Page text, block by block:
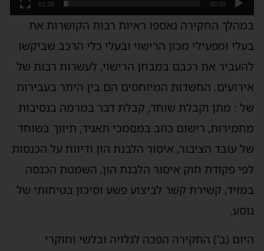
00:00
01:39
במהלך החקירה נאספו ראיות רבות הקושרות את
בעלי ומפעילי מכון הרישוי ובעלי כלי הרכב שביקשו
להעביר את רכבם במבחן הרישוי, לעשרות רבות של
אירועים. החשדות המיוחסים הם בין היתר בעבירות
של : מתן וקבלת שוחד, קבלת דבר במרמה בנסיבות
מחמירות, רישום כוזב במסמכי תאגיד, תיווך בשוחד
של עובד הציבור, איסור הלבנת הון ודיווח על הכנסות
לפי פקודת חוק איסור הלבנת הון, השמטת הכנסה
במזיד, קשירת קשר לביצוע פשע וסיכון בטיחותי של
נוסע.
היום (ב') החקירה הפכה לגלויה ובלשי וחוקרי